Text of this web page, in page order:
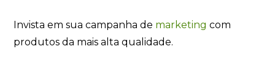
Invista em sua campanha de marketing com
produtos da mais alta qualidade.